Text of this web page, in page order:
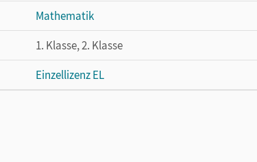
Mathematik
1. Klasse, 2. Klasse
Einzellizenz EL